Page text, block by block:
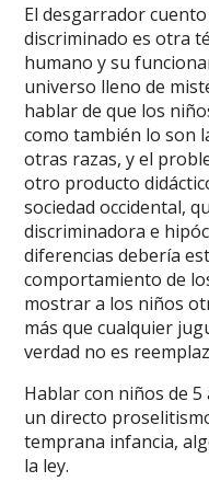
El desgarrador
discriminado es otra
humano y su
universo lleno de
hablar de que los
como también lo son
otras razas, y el
otro producto
sociedad occidental,
discriminadora e
diferencias debería
comportamiento de
mostrar a los niños
más que cualquier
verdad no es
Hablar con niños de
un directo
temprana infancia,
la ley.